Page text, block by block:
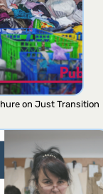
on Just Transition